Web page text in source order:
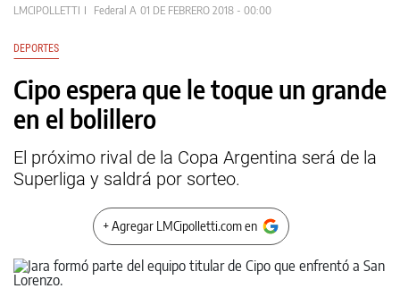
LMCIPOLLETTI Federal A 01 DE FEBRERO 2018 - 00:00
DEPORTES
Cipo espera que le toque un grande
en el bolillero
El próximo rival de la Copa Argentina será de la
Superliga y saldrá por sorteo.
+ Agregar LMCipolletti.com en